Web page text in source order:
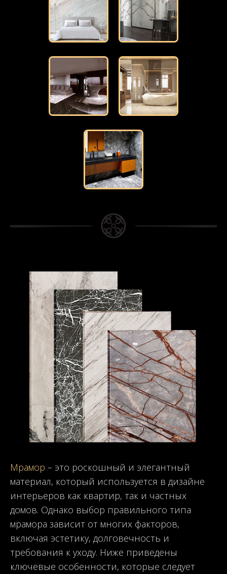
Мрамор – это роскошный и элегантный
материал, который используется в дизайне
интерьеров как квартир, так и частных
домов. Однако выбор правильного типа
мрамора зависит от многих факторов,
включая эстетику, долговечность и
требования к уходу. Ниже приведены
ключевые особенности, которые следует